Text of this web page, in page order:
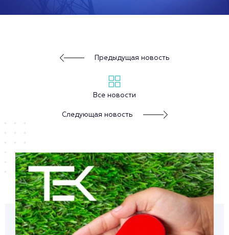
Предыдущая новость
Все новости
Следующая новость